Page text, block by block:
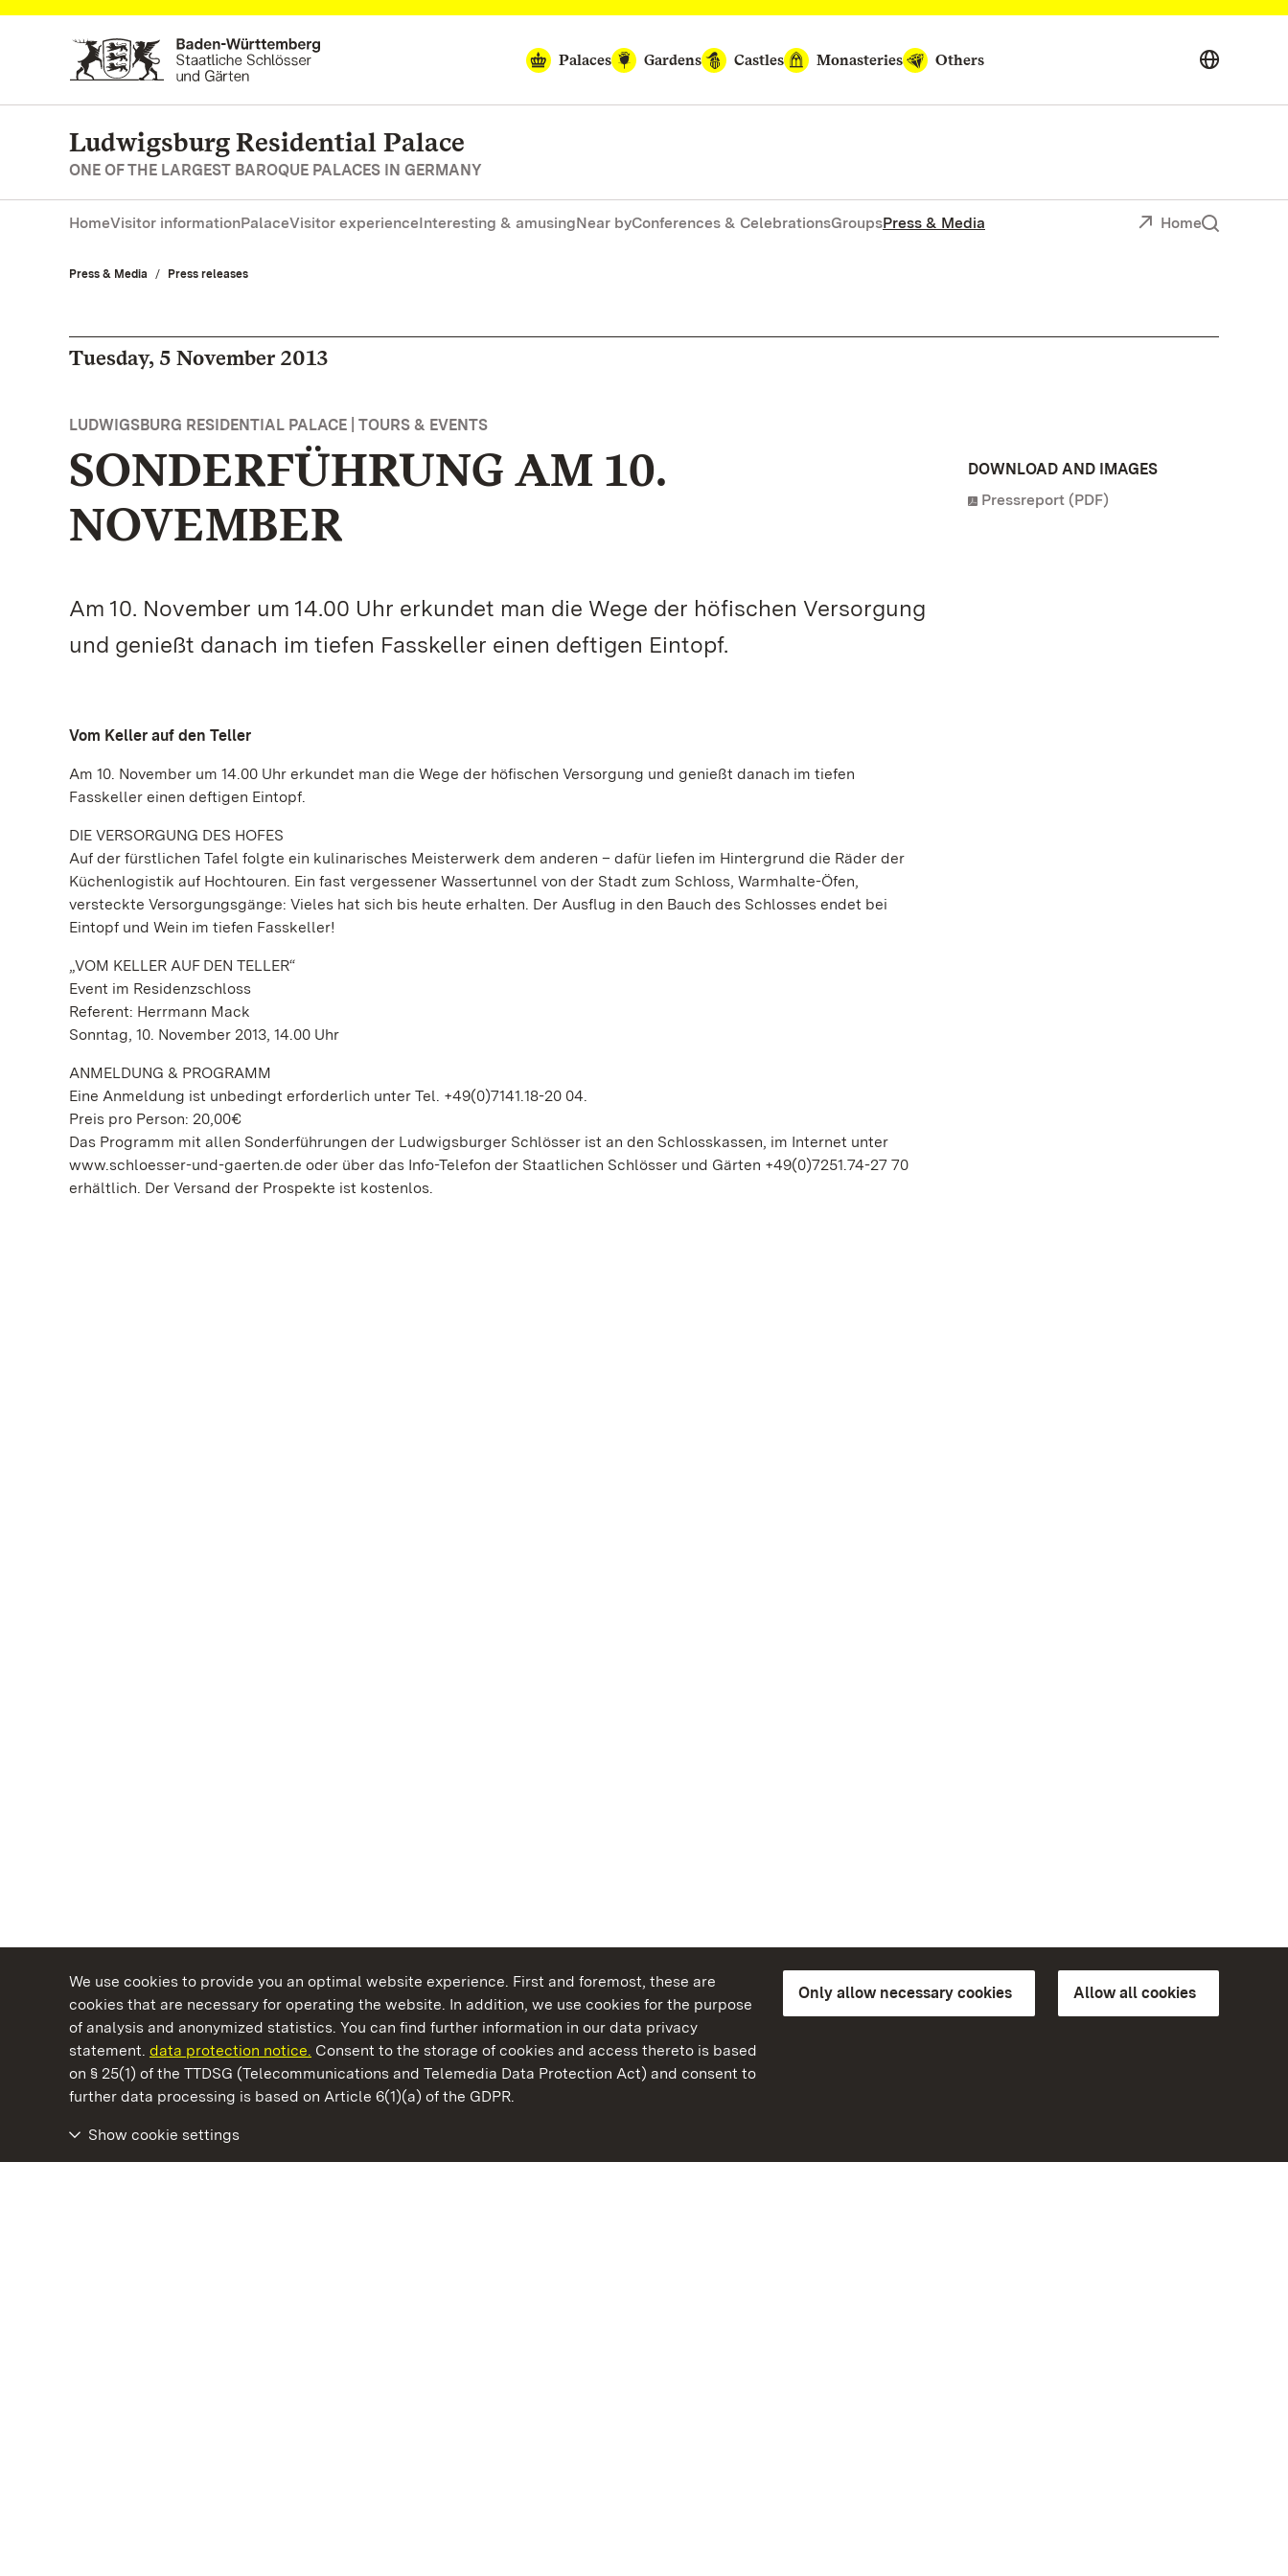
We use cookies to provide you an optimal website experience. First and foremost, these are
cookies that are necessary for operating the website. In addition, we use cookies for the purpose
of analysis and anonymized statistics. You can find further information in our data privacy
statement. data protection notice. Consent to the storage of cookies and access thereto is based
on § 25(1) of the TTDSG (Telecommunications and Telemedia Data Protection Act) and consent to
further data processing is based on Article 6(1)(a) of the GDPR.
Only allow necessary cookies Allow all cookies
Show cookie settings
Navigate to main page
Palaces
Gardens Castles Monasteries Others
Ludwigsburg Residential Palace
ONE OF THE LARGEST BAROQUE PALACES IN GERMANY
HomeVisitor informationPalaceVisitor experienceInteresting & amusingNear byConferences & CelebrationsGroupsPress & Media Home
Press & Media Press releases
Tuesday, 5 November 2013
LUDWIGSBURG RESIDENTIAL PALACE | TOURS & EVENTS
SONDERFÜHRUNG AM 10.
NOVEMBER
Am 10. November um 14.00 Uhr erkundet man die Wege der höfischen Versorgung
und genießt danach im tiefen Fasskeller einen deftigen Eintopf.
Vom Keller auf den Teller
Am 10. November um 14.00 Uhr erkundet man die Wege der höfischen Versorgung und genießt danach im tiefen
Fasskeller einen deftigen Eintopf.
DIE VERSORGUNG DES HOFES
Auf der fürstlichen Tafel folgte ein kulinarisches Meisterwerk dem anderen – dafür liefen im Hintergrund die Räder der
Küchenlogistik auf Hochtouren. Ein fast vergessener Wassertunnel von der Stadt zum Schloss, Warmhalte-Öfen,
versteckte Versorgungsgänge: Vieles hat sich bis heute erhalten. Der Ausflug in den Bauch des Schlosses endet bei
Eintopf und Wein im tiefen Fasskeller!
„VOM KELLER AUF DEN TELLER“
Event im Residenzschloss
Referent: Herrmann Mack
Sonntag, 10. November 2013, 14.00 Uhr
ANMELDUNG & PROGRAMM
Eine Anmeldung ist unbedingt erforderlich unter Tel. +49(0)7141.18-20 04.
Preis pro Person: 20,00€
Das Programm mit allen Sonderführungen der Ludwigsburger Schlösser ist an den Schlosskassen, im Internet unter
www.schloesser-und-gaerten.de oder über das Info-Telefon der Staatlichen Schlösser und Gärten +49(0)7251.74-27 70
erhältlich. Der Versand der Prospekte ist kostenlos.
DOWNLOAD AND IMAGES
Pressreport (PDF)
State Palaces and Gardens of Baden-Wuerttemberg
Baden-Wuerttemberg